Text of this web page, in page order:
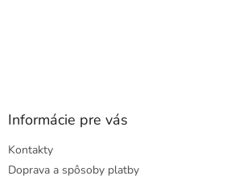
Informácie pre vás
Kontakty
Doprava a spôsoby platby